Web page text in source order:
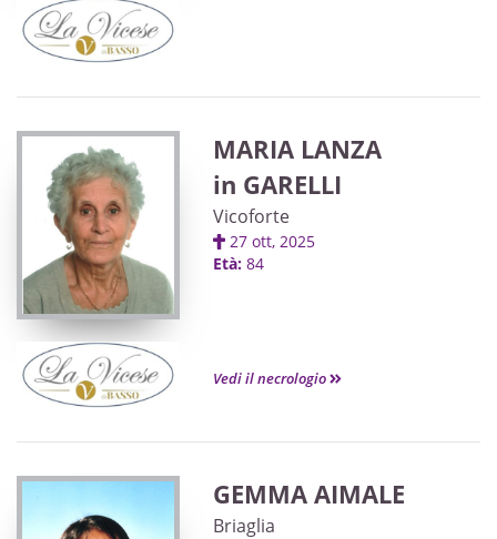
MARIA LANZA
in GARELLI
Vicoforte
27 ott, 2025
Età: 84
Vedi il necrologio
GEMMA AIMALE
Briaglia